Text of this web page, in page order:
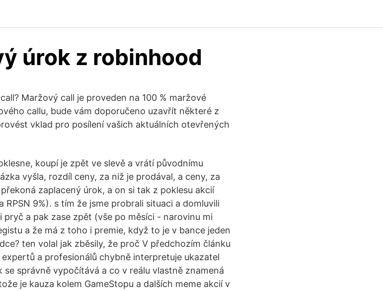
úrok z robinhood
Maržový call je proveden na 100 % maržové
callu, bude vám doporučeno uzavřít některé z
vklad pro posílení vašich aktuálních otevřených
koupí je zpět ve slevě a vrátí původnímu
vyšla, rozdíl ceny, za niž je prodával, a ceny, za
zaplacený úrok, a on si tak z poklesu akcií
RPSN 9%). s tím že jsme probrali situaci a domluvili
a pak zase zpět (vše po měsíci - narovinu mi
a že má z toho i premie, když to je v bance jeden
ten volal jak zběsily, že proč V předchozím článku
a profesionálů chybně interpretuje ukazatel
správně vypočítává a co v reálu vlastně znamená
je kauza kolem GameStopu a dalších meme akcií v